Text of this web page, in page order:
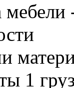
мебели
1